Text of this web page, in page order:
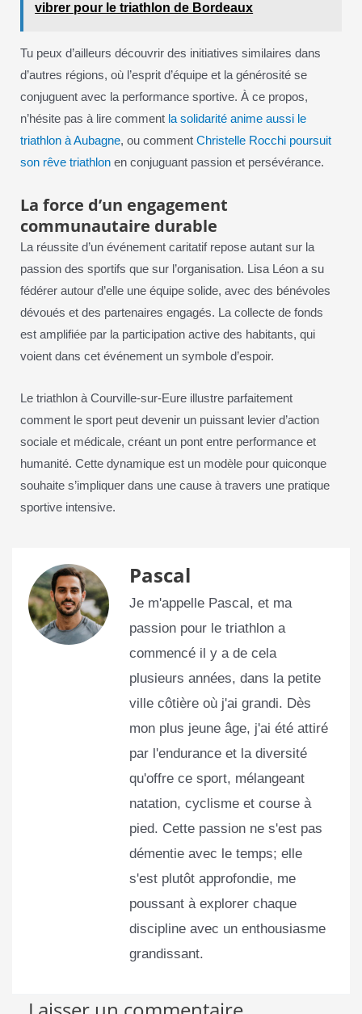
vibrer pour le triathlon de Bordeaux
Tu peux d’ailleurs découvrir des initiatives similaires dans
d’autres régions, où l’esprit d’équipe et la générosité se
conjuguent avec la performance sportive. À ce propos,
n’hésite pas à lire comment la solidarité anime aussi le
triathlon à Aubagne, ou comment Christelle Rocchi poursuit
son rêve triathlonen conjuguant passion et persévérance.
La force d’un engagement
communautaire durable
La réussite d’un événement caritatif repose autant sur la
passion des sportifs que sur l’organisation. Lisa Léon a su
fédérer autour d’elle une équipe solide, avec des bénévoles
dévoués et des partenaires engagés. La collecte de fonds
est amplifiée par la participation active des habitants, qui
voient dans cet événement un symbole d’espoir.
Le triathlon à Courville-sur-Eure illustre parfaitement
comment le sport peut devenir un puissant levier d’action
sociale et médicale, créant un pont entre performance et
humanité. Cette dynamique est un modèle pour quiconque
souhaite s’impliquer dans une cause à travers une pratique
sportive intensive.
Pascal
Je m'appelle Pascal, et ma
passion pour le triathlon a
commencé il y a de cela
plusieurs années, dans la petite
ville côtière où j'ai grandi. Dès
mon plus jeune âge, j'ai été attiré
par l'endurance et la diversité
qu'offre ce sport, mélangeant
natation, cyclisme et course à
pied. Cette passion ne s'est pas
démentie avec le temps; elle
s'est plutôt approfondie, me
poussant à explorer chaque
discipline avec un enthousiasme
grandissant.